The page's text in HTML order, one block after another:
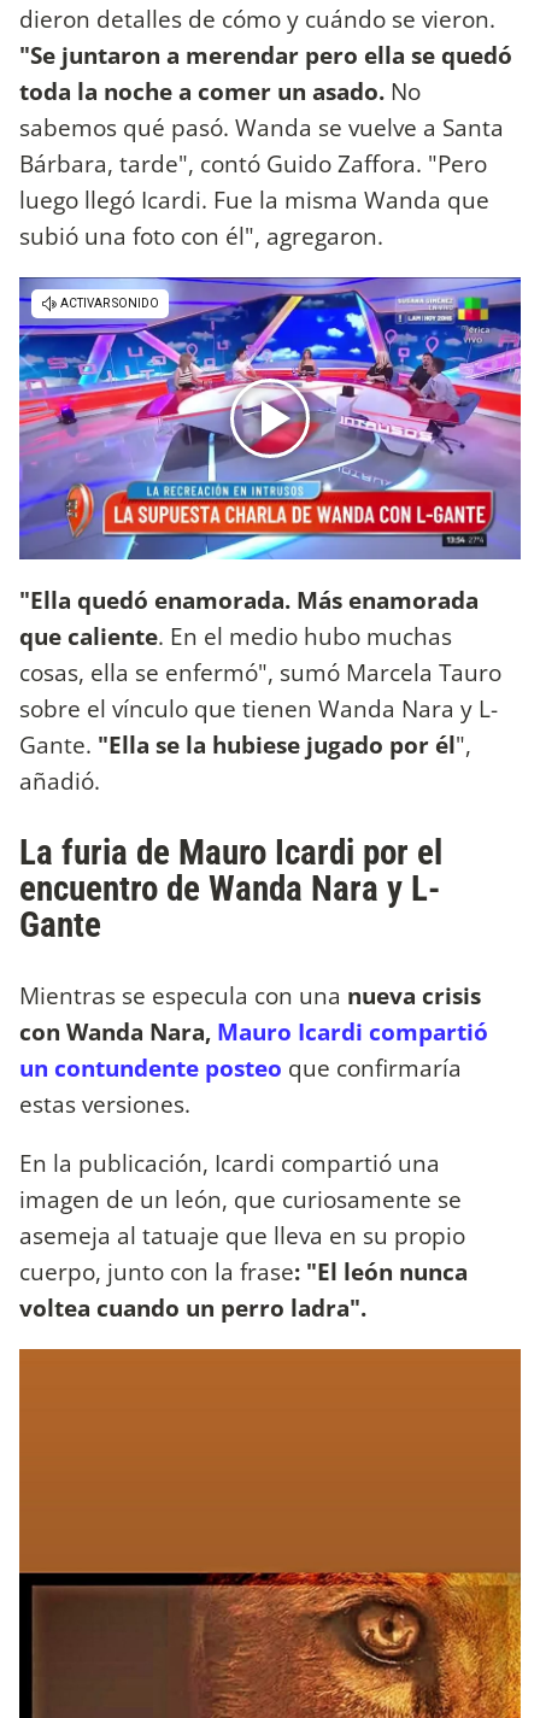
dieron detalles de cómo y cuándo se vieron.
"Se juntaron a merendar pero ella se quedó
toda la noche a comer un asado. No
sabemos qué pasó. Wanda se vuelve a Santa
Bárbara, tarde", contó Guido Zaffora. "Pero
luego llegó Icardi. Fue la misma Wanda que
subió una foto con él", agregaron.
"Ella quedó enamorada. Más enamorada
que caliente. En el medio hubo muchas
cosas, ella se enfermó", sumó Marcela Tauro
sobre el vínculo que tienen Wanda Nara y L-
Gante. "Ella se la hubiese jugado por él",
añadió.
La furia de Mauro Icardi por el
encuentro de Wanda Nara y L-
Gante
Mientras se especula con una nueva crisis
con Wanda Nara, Mauro Icardi compartió
un contundente posteo que confirmaría
estas versiones.
En la publicación, Icardi compartió una
imagen de un león, que curiosamente se
asemeja al tatuaje que lleva en su propio
cuerpo, junto con la frase: "El león nunca
voltea cuando un perro ladra".